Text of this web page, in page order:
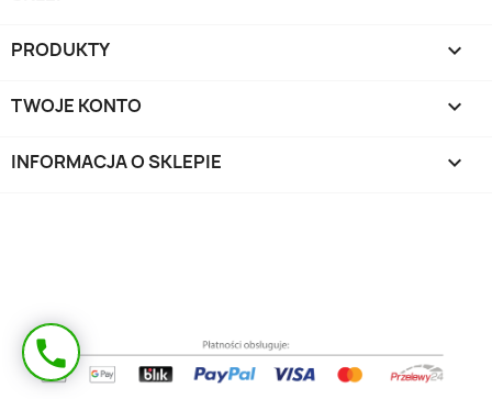
PRODUKTY 
TWOJE KONTO 
INFORMACJA O SKLEPIE keyboard_arrow_down
Masz pytanie?
Oddzwonimy!
phone